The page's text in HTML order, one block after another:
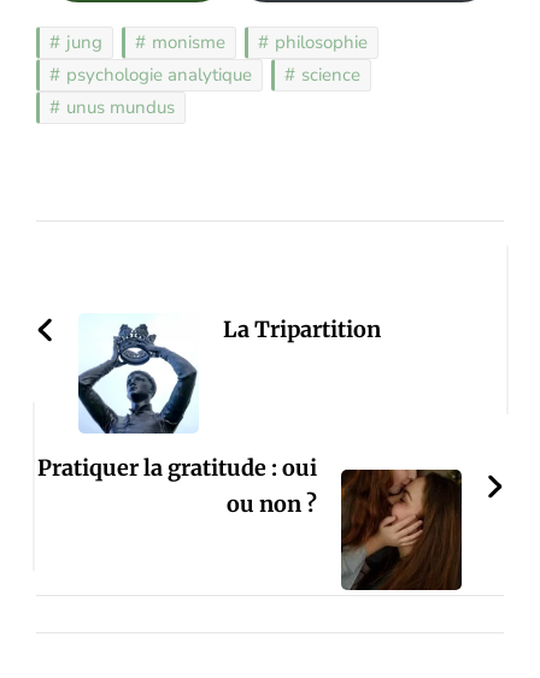
jung monisme
philosophie
psychologie analytique
science
unus mundus
La Tripartition
Pratiquer la gratitude : oui
ou non ?